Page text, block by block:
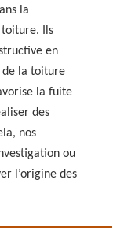
la
toiture. Ils
en
de la toiture
la fuite
des
nos
ou
l’origine des